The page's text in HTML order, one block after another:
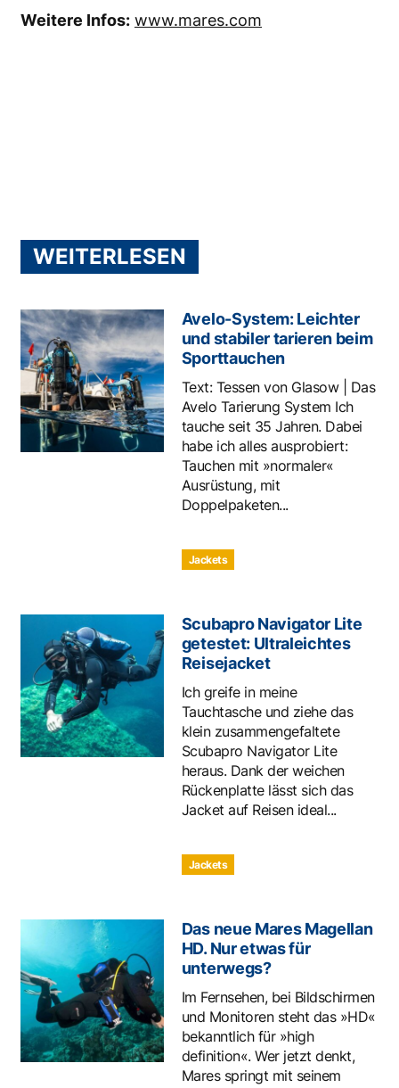
Weitere Infos: www.mares.com
WEITERLESEN
Avelo-System: Leichter
und stabiler tarieren beim
Sporttauchen
Text: Tessen von Glasow | Das
Avelo Tarierung System Ich
tauche seit 35 Jahren. Dabei
habe ich alles ausprobiert:
Tauchen mit »normaler«
Ausrüstung, mit
Doppelpaketen...
Jackets
Scubapro Navigator Lite
getestet: Ultraleichtes
Reisejacket
Ich greife in meine
Tauchtasche und ziehe das
klein zusammengefaltete
Scubapro Navigator Lite
heraus. Dank der weichen
Rückenplatte lässt sich das
Jacket auf Reisen ideal...
Jackets
Das neue Mares Magellan
HD. Nur etwas für
unterwegs?
Im Fernsehen, bei Bildschirmen
und Monitoren steht das »HD«
bekanntlich für »high
definition«. Wer jetzt denkt,
Mares springt mit seinem